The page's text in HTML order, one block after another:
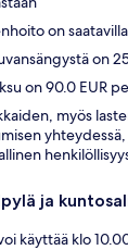
on
on
on 90.0 EUR
myös
ja
käyttää klo